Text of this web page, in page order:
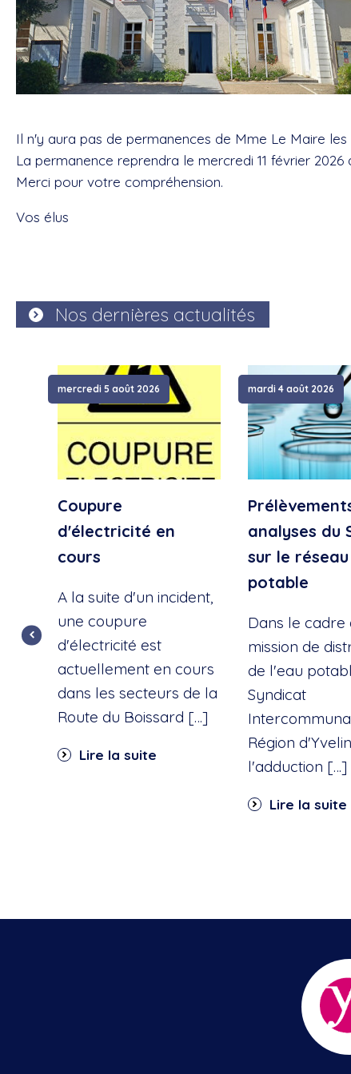
Il n'y aura pas de permanences de Mme Le Maire
La permanence reprendra le mercredi 11 février 2026
Merci pour votre compréhension.
Vos élus
Nos dernières actualités
mercredi 5 août 2026
Coupure
d'électricité en
cours
A la suite d'un incident,
une coupure
d'électricité est
actuellement en cours
dans les secteurs de la
Route du Boissard […]
Lire la suite
mardi 4 août 2026
analyses du
sur le
potable
Dans le cadre
mission de
de l'eau
Syndicat
Région
l'adduction […]
Lire la suite